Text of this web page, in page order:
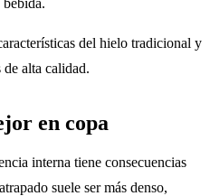
en copa
interna tiene consecuencias
suele ser más denso,